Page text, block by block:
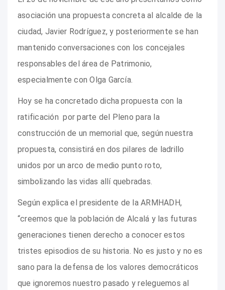
asociación una propuesta concreta al alcalde de la
ciudad, Javier Rodríguez, y posteriormente se han
mantenido conversaciones con los concejales
responsables del área de Patrimonio,
especialmente con Olga García.
Hoy se ha concretado dicha propuesta con la
ratificación por parte del Pleno para la
construcción de un memorial que, según nuestra
propuesta, consistirá en dos pilares de ladrillo
unidos por un arco de medio punto roto,
simbolizando las vidas allí quebradas.
Según explica el presidente de la ARMHADH,
“creemos que la población de Alcalá y las futuras
generaciones tienen derecho a conocer estos
tristes episodios de su historia. No es justo y no es
sano para la defensa de los valores democráticos
que ignoremos nuestro pasado y releguemos al